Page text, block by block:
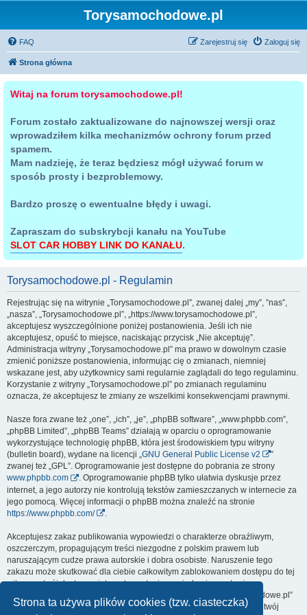
Strona ta używa plików cookies (tzw. ciasteczka)
Torysamochodowe.pl
FAQ Zaloguj się
Zarejestruj się
Strona główna
Witaj na forum torysamochodowe.pl!
Forum zostało zaktualizowane do najnowszej wersji oraz
wprowadziłem kilka mechanizmów ochrony forum przed
spamem.
Mam nadzieję, że teraz będziesz mógł używać forum w
sposób prosty i bezproblemowy.
Bardzo proszę o ewentualne błędy i uwagi.
Zapraszam do subskrybcji kanału na YouTube
SLOT CAR HOBBY LINK DO KANAŁU.
Torysamochodowe.pl - Regulamin
Rejestrując się na witrynie „Torysamochodowe.pl”, zwanej dalej „my”, ”nas”,
„nasza”, „Torysamochodowe.pl”, „https://www.torysamochodowe.pl”,
akceptujesz wyszczególnione poniżej postanowienia. Jeśli ich nie
akceptujesz, opuść to miejsce, naciskając przycisk „Nie akceptuję”.
Administracja witryny „Torysamochodowe.pl” ma prawo w dowolnym czasie
zmienić poniższe postanowienia, informując cię o zmianach, niemniej
wskazane jest, aby użytkownicy sami regularnie zaglądali do tego regulaminu.
Korzystanie z witryny „Torysamochodowe.pl” po zmianach regulaminu
oznacza, że akceptujesz te zmiany ze wszelkimi konsekwencjami prawnymi.
Nasze fora zwane też „one”, „ich”, „je”, „phpBB software”, „www.phpbb.com”,
„phpBB Limited”, „phpBB Teams” działają w oparciu o oprogramowanie
wykorzystujące technologię phpBB, która jest środowiskiem typu witryny
(bulletin board), wydane na licencji „GNU General Public License v2
”
zwanej też „GPL”. Oprogramowanie jest dostępne do pobrania ze strony
www.phpbb.com
. Oprogramowanie phpBB tylko ułatwia dyskusje przez
internet, a jego autorzy nie kontrolują tekstów zamieszczanych w internecie za
jego pomocą. Więcej informacji o phpBB można znaleźć na stronie
https://www.phpbb.com/
Akceptujesz zakaz publikowania wypowiedzi o charakterze obraźliwym,
oszczerczym, propagującym treści niezgodne z polskim prawem lub
naruszającym cudze prawa autorskie i dobra osobiste. Naruszenie tego
zakazu może skutkować dla ciebie całkowitym zablokowaniem dostępu do tej
witryny, a twój dostawca internetu zostanie powiadomiony o twoim
niewłaściwym zachowaniu. Wyrażasz zgodę na to, że „Torysamochodowe.pl”
może w każdej chwili usunąć, zmienić, przenieść lub zamknąć każdy twój